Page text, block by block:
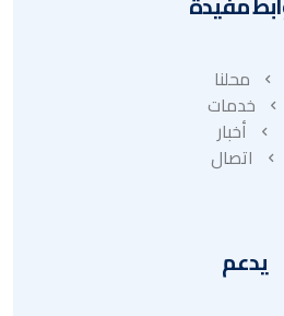
محلنا
خدمات
أخبار
اتصال
يدعم